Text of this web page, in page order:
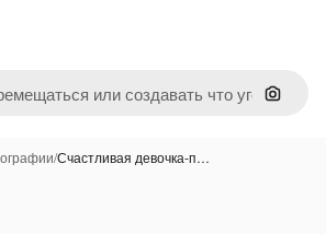
Поиск
/Счастливая девочка-п…